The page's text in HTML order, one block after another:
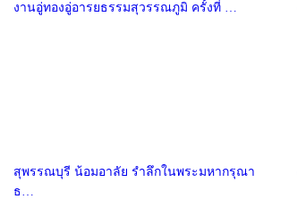
งานอู่ทองอู่อารยธรรมสุวรรณภูมิ ครั้งที่ …
สุพรรณบุรี น้อมอาลัย รำลึกในพระมหากรุณา
ธ…